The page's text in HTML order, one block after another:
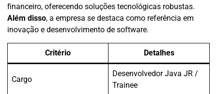
financeiro, oferecendo soluções tecnológicas robustas.
Além disso, a empresa se destaca como referência em
inovação e desenvolvimento de software.
Critério Detalhes
Cargo
Desenvolvedor Java JR /
Trainee